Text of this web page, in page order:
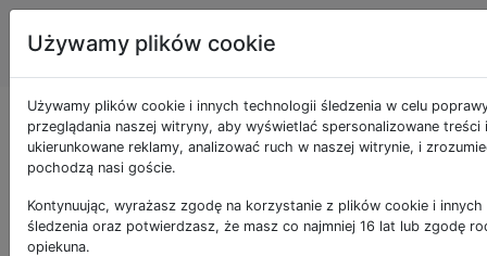
Przetwarzanie
sygnałów
Pytania otagowane
jako discrete-signals
Sygnał dyskretny lub sygnał dyskretny w czasie to
Używamy plików cookie
Używamy plików cookie i innych technologii śledzenia w celu
przeglądania naszej witryny, aby wyświetlać spersonalizowane treści i
ukierunkowane reklamy, analizować ruch w naszej witrynie, i
pochodzą nasi goście.
Kontynuując, wyrażasz zgodę na korzystanie z plików cookie i
śledzenia oraz potwierdzasz, że masz co najmniej 16 lat lub zgodę
opiekuna.